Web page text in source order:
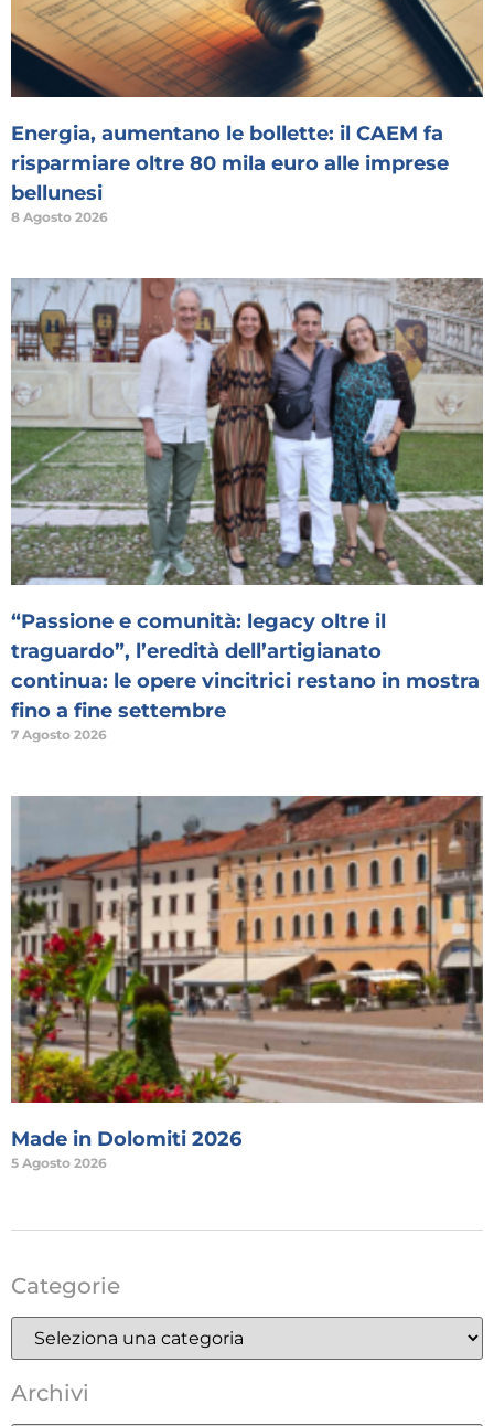
Energia, aumentano le bollette: il CAEM fa
risparmiare oltre 80 mila euro alle imprese
bellunesi
8 Agosto 2026
“Passione e comunità: legacy oltre il
traguardo”, l’eredità dell’artigianato
continua: le opere vincitrici restano in mostra
fino a fine settembre
7 Agosto 2026
Made in Dolomiti 2026
5 Agosto 2026
Categorie
Archivi